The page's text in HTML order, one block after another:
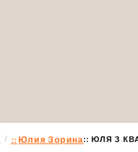
Юлия Зорина ЮЛЯ З